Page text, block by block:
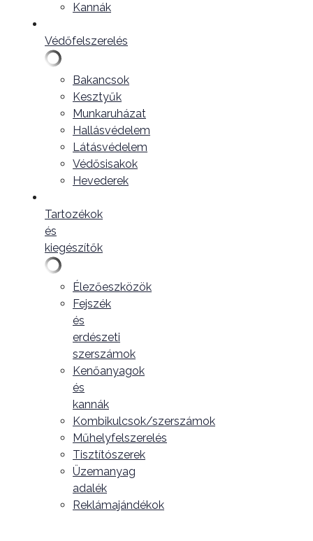
Kannák
Védőfelszerelés
Bakancsok
Kesztyűk
Munkaruházat
Hallásvédelem
Látásvédelem
Védősisakok
Hevederek
Tartozékok
és
kiegészítők
Élezőeszközök
Fejszék
és
erdészeti
szerszámok
Kenőanyagok
és
kannák
Kombikulcsok/szerszámok
Műhelyfelszerelés
Tisztítószerek
Üzemanyag
adalék
Reklámajándékok